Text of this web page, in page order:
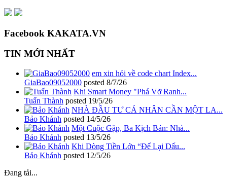
Facebook KAKATA.VN
TIN MỚI NHẤT
em xin hỏi về code chart Index...
GiaBao09052000 posted 8/7/26
Khi Smart Money "Phá Vỡ Ranh...
Tuấn Thành posted 19/5/26
NHÀ ĐẦU TƯ CÁ NHÂN CẦN MỘT LA...
Bảo Khánh posted 14/5/26
Một Cuộc Gặp, Ba Kịch Bản: Nhà...
Bảo Khánh posted 13/5/26
Khi Dòng Tiền Lớn “Để Lại Dấu...
Bảo Khánh posted 12/5/26
Đang tải...